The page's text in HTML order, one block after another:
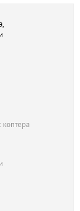
коптера